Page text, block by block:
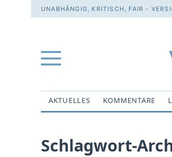
UNABHÄNGIG, KRITISCH, FAIR -
AKTUELLES KOMMENTARE
Schlagwort-